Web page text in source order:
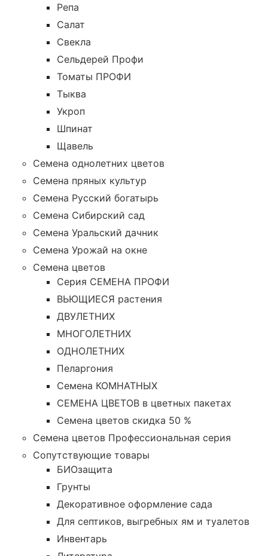
Репа
Салат
Свекла
Сельдерей Профи
Томаты ПРОФИ
Тыква
Укроп
Шпинат
Щавель
Семена однолетних цветов
Семена пряных культур
Семена Русский богатырь
Семена Сибирский сад
Семена Уральский дачник
Семена Урожай на окне
Семена цветов
Cерия CЕМЕНА ПРОФИ
ВЬЮЩИЕСЯ растения
ДВУЛЕТНИХ
МНОГОЛЕТНИХ
ОДНОЛЕТНИХ
Пеларгония
Семена КОМНАТНЫХ
СЕМЕНА ЦВЕТОВ в цветных пакетах
Семена цветов скидка 50 %
Семена цветов Профессиональная серия
Сопутствующие товары
БИОзащита
Грунты
Декоративное оформление сада
Для септиков, выгребных ям и туалетов
Инвентарь